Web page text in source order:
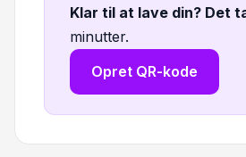
Klar til at lave din? Det
minutter.
Opret QR-kode